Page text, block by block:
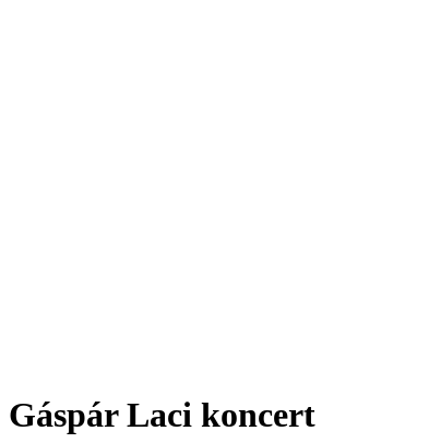
Gáspár Laci koncert